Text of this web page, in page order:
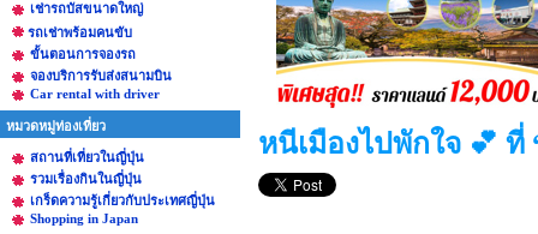
เช่ารถบัสขนาดใหญ่
รถเช่าพร้อมคนขับ
ขั้นตอนการจองรถ
จองบริการรับส่งสนามบิน
Car rental with driver
หมวดหมู่ท่องเที่ยว
สถานที่เที่ยวในญี่ปุ่น
รวมเรื่องกินในญี่ปุ่น
เกร็ดความรู้เกี่ยวกับประเทศญี่ปุ่น
Shopping in Japan
หนีเมืองไปพักใจ 💕 ที่